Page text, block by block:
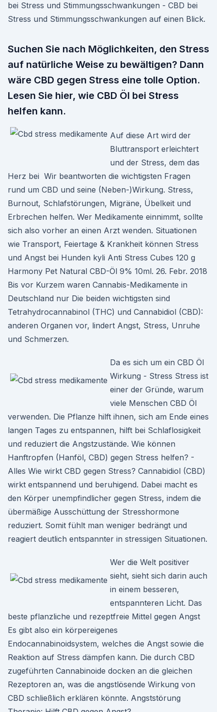
bei Stress und Stimmungsschwankungen - CBD bei
Stress und Stimmungsschwankungen auf einen Blick.
Suchen Sie nach Möglichkeiten, den Stress
auf natürliche Weise zu bewältigen? Dann
wäre CBD gegen Stress eine tolle Option.
Lesen Sie hier, wie CBD Öl bei Stress
helfen kann.
Auf diese Art wird der
Bluttransport erleichtert
und der Stress, dem das
Herz bei Wir beantworten die wichtigsten Fragen
rund um CBD und seine (Neben-)Wirkung. Stress,
Burnout, Schlafstörungen, Migräne, Übelkeit und
Erbrechen helfen. Wer Medikamente einnimmt, sollte
sich also vorher an einen Arzt wenden. Situationen
wie Transport, Feiertage & Krankheit können Stress
und Angst bei Hunden kyli Anti Stress Cubes 120 g
Harmony Pet Natural CBD-Öl 9% 10ml. 26. Febr. 2018
Bis vor Kurzem waren Cannabis-Medikamente in
Deutschland nur Die beiden wichtigsten sind
Tetrahydrocannabinol (THC) und Cannabidiol (CBD):
anderen Organen vor, lindert Angst, Stress, Unruhe
und Schmerzen.
Da es sich um ein CBD Öl
Wirkung - Stress Stress ist
einer der Gründe, warum
viele Menschen CBD Öl
verwenden. Die Pflanze hilft ihnen, sich am Ende eines
langen Tages zu entspannen, hilft bei Schlaflosigkeit
und reduziert die Angstzustände. Wie können
Hanftropfen (Hanföl, CBD) gegen Stress helfen? -
Alles Wie wirkt CBD gegen Stress? Cannabidiol (CBD)
wirkt entspannend und beruhigend. Dabei macht es
den Körper unempfindlicher gegen Stress, indem die
übermäßige Ausschüttung der Stresshormone
reduziert. Somit fühlt man weniger bedrängt und
reagiert deutlich entspannter in stressigen Situationen.
Wer die Welt positiver
sieht, sieht sich darin auch
in einem besseren,
entspannteren Licht. Das
beste pflanzliche und rezeptfreie Mittel gegen Angst
Es gibt also ein körpereigenes
Endocannabinoidsystem, welches die Angst sowie die
Reaktion auf Stress dämpfen kann. Die durch CBD
zugeführten Cannabinoide docken an die gleichen
Rezeptoren an, was die angstlösende Wirkung von
CBD schließlich erklären könnte. Angststörung